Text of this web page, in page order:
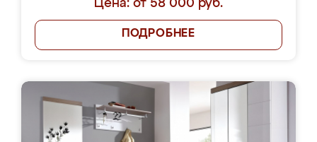
Цена: от 58 000 руб.
ПОДРОБНЕЕ